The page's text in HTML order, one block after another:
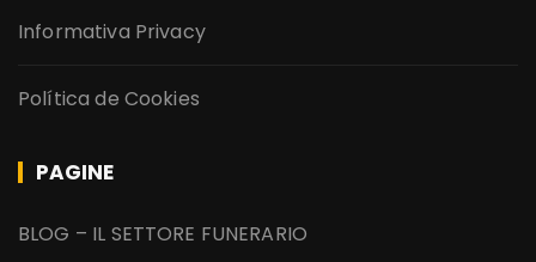
Informativa Privacy
Política de Cookies
PAGINE
BLOG – IL SETTORE FUNERARIO